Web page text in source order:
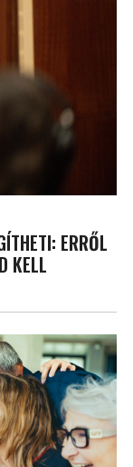
ERRŐL
KELL